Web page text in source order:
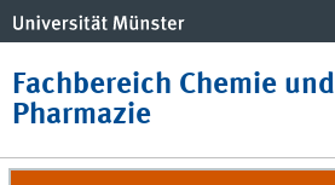
Fachbereich Chemie und
Pharmazie